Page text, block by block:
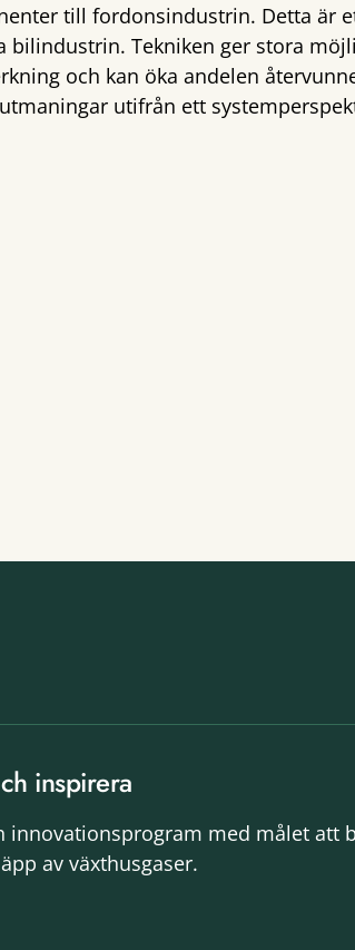
till fordonsindustrin. Detta är
bilindustrin. Tekniken ger stora
och kan öka andelen
utifrån ett
inspirera
innovationsprogram med målet att
av växthusgaser.